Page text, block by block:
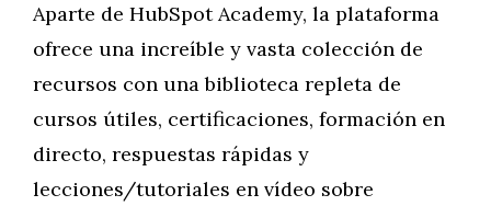
Aparte de HubSpot Academy, la plataforma
ofrece una increíble y vasta colección de
recursos con una biblioteca repleta de
cursos útiles, certificaciones, formación en
directo, respuestas rápidas y
lecciones/tutoriales en vídeo sobre